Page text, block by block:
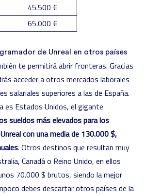
45.500 €
65.000 €
de Unreal en otros países
te permitirá abrir fronteras. Gracias
acceder a otros mercados laborales
salariales superiores a las de España.
es Estados Unidos, el gigante
sueldos más elevados para los
con una media de 130.000 $,
. Otros destinos que resultan muy
Canadá o Reino Unido, en ellos
70.000 $ brutos, siendo la mejor
debes descartar otros países de la